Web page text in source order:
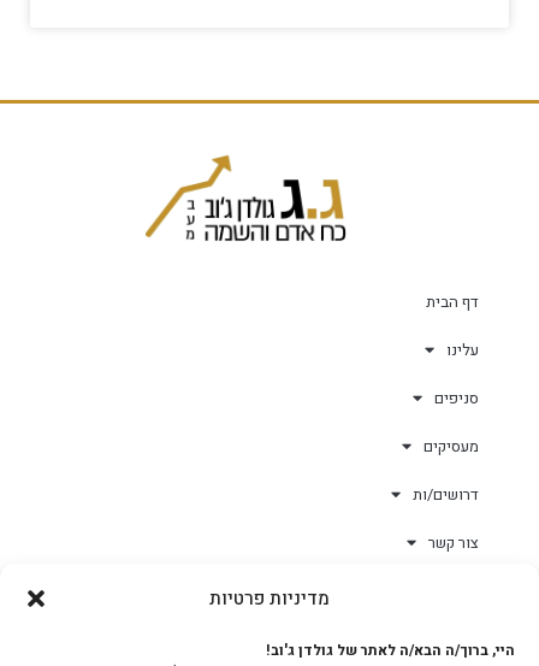
מדיניות פרטיות
היי, ברוך/ה הבא/ה לאתר של גולדן ג'וב!
דף הבית
עלינו
סניפים
מעסיקים
דרושים/ות
צור קשר